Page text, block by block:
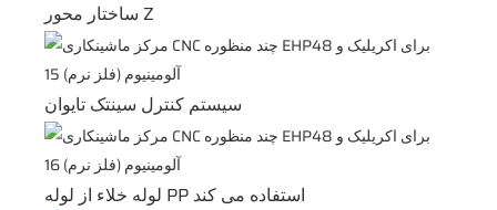
ساختار محور Z
سیستم کنترل سینتک تایوان
لوله خلاء از لوله PP استفاده می کند